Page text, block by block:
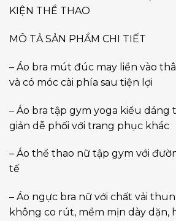
KIỆN THỂ THAO
MÔ TẢ SẢN PHẨM CHI TIẾT
– Áo bra mút đúc may liền vào
và có móc cài phía sau tiện lợi
– Áo bra tập gym yoga kiểu dáng
giản dễ phối với trang phục khác
– Áo thể thao nữ tập gym với
tế
– Áo ngực bra nữ với chất vải
không co rút, mềm mịn dày dặn,